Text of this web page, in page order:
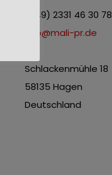
+(49) 2331 46 30 78
info@mali-pr.de
Schlackenmühle 18
58135 Hagen
Deutschland